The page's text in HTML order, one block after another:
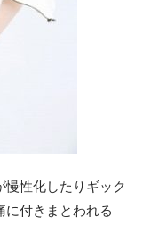
慢性化したりギック
に付きまとわれる